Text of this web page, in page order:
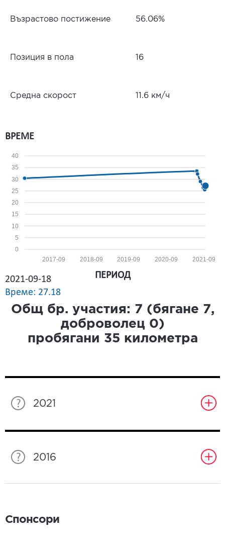
Възрастово постижение 56.06%
Позиция в пола 16
Средна скорост 11.6 км/ч
ВРЕМЕ
0
5
10
15
20
25
30
35
40
2021-09
2020-09
2019-09
2018-09
2017-09
2021-09-18
Време: 27.18
ПЕРИОД
Общ бр. участия: 7 (бягане 7,
доброволец 0)
пробягани 35 километра
2021
2016
Спонсори